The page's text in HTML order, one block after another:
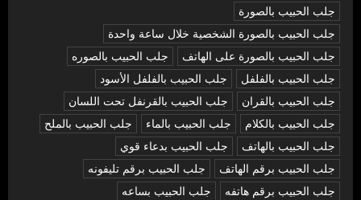
جلب الحبيب بالصورة
جلب الحبيب بالصورة الشخصية خلال ساعة واحدة
جلب الحبيب بالصورة على الهاتف
جلب الحبيب بالصوره
جلب الحبيب بالفلفل
جلب الحبيب بالفلفل الأسود
جلب الحبيب بالقران
جلب الحبيب بالقرنفل تحت اللسان
جلب الحبيب بالكلام
جلب الحبيب بالماء
جلب الحبيب بالملح
جلب الحبيب بالهاتف
جلب الحبيب بدعاء قوي
جلب الحبيب برقم الهاتف
جلب الحبيب برقم تليفونه
جلب الحبيب برقم هاتفه
جلب الحبيب بساعه